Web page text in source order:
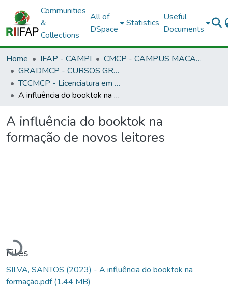
Communities
&
Collections
All of
DSpace
Statistics
Useful
Documents
Home IFAP - CAMPI
CMCP - CAMPUS MACAPÁ
GRADMCP - CURSOS GRADUAÇÃO - CAMPUS MACAPÁ
TCCMCP - Licenciatura em Letras Português/Inglês
A influência do booktok na formação de novos leitores
A influência do booktok na
formação de novos leitores
Loading...
Files
SILVA, SANTOS (2023) - A influência do booktok na
formação.pdf(1.44 MB)